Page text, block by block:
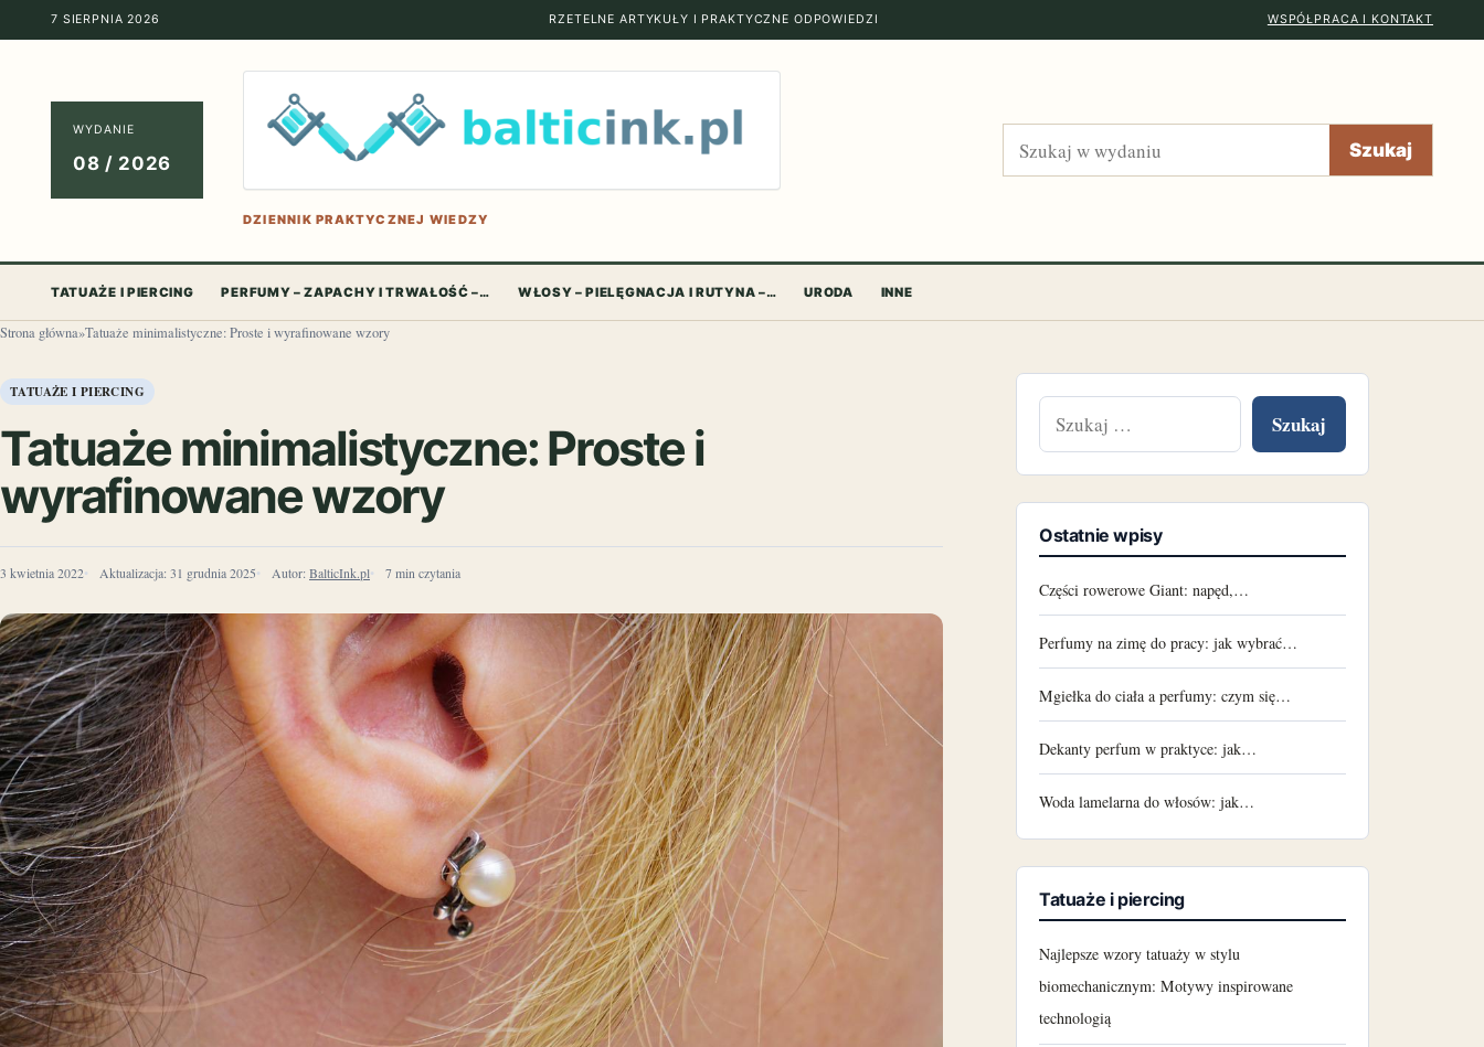
7 SIERPNIA 2026 RZETELNE ARTYKUŁY I PRAKTYCZNE ODPOWIEDZI WSPÓŁPRACA I KONTAKT
WYDANIE
08 / 2026
DZIENNIK PRAKTYCZNEJ WIEDZY
Szukaj Szukaj
TATUAŻE I PIERCING PERFUMY – ZAPACHY I TRWAŁOŚĆ –… WŁOSY – PIELĘGNACJA I RUTYNA –… URODA INNE
Strona główna»Tatuaże minimalistyczne: Proste i wyrafinowane wzory
TATUAŻE I PIERCING
Tatuaże minimalistyczne: Proste i
wyrafinowane wzory
3 kwietnia 2022 Aktualizacja: 31 grudnia 2025 Autor: BalticInk.pl 7 min czytania
Ostatnie wpisy
Części rowerowe Giant: napęd,…
Perfumy na zimę do pracy: jak wybrać…
Mgiełka do ciała a perfumy: czym się…
Dekanty perfum w praktyce: jak…
Woda lamelarna do włosów: jak…
Tatuaże i piercing
Najlepsze wzory tatuaży w stylu
biomechanicznym: Motywy inspirowane
technologią